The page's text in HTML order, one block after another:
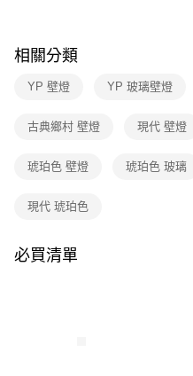
【「AFTEE先享後付」結帳流程】
１．於結帳方式選擇「AFTEE先享
結帳頁面，進行簡訊認證並確認金
ATM／網路銀行／等多元方式進行
購買商品的店家。未經商家同意取
是否繳費成功／繳費後需取消欲退
【注意事項】
每筆NT$180，滿NT$5,000(含以
相關分類
YP 壁燈 YP 玻璃壁燈
古典鄉村 壁燈 現代 壁燈
琥珀色 壁燈 琥珀色 玻璃
現代 琥珀色
必買清單